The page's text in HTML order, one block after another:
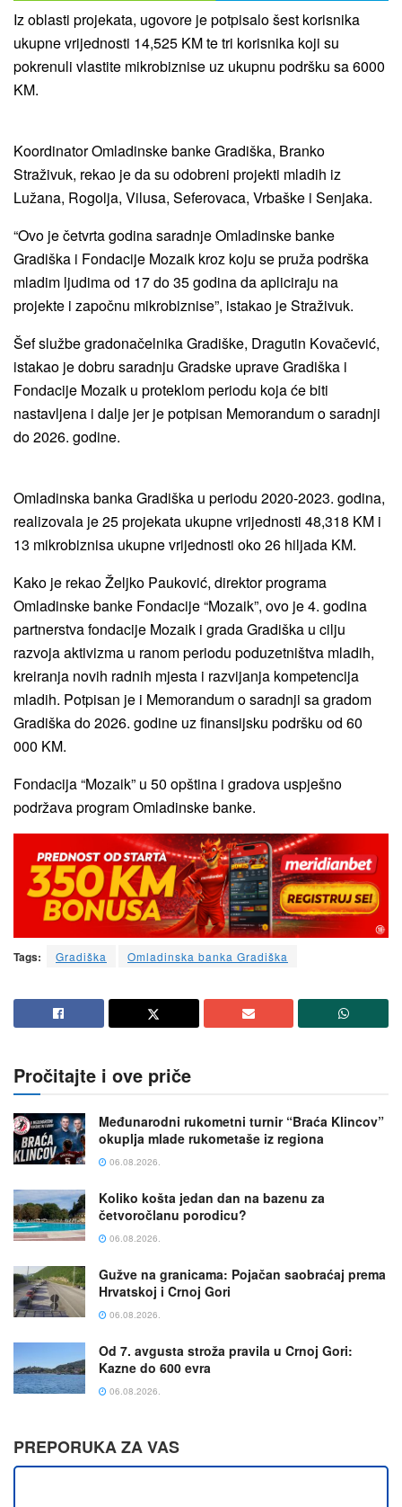
Iz oblasti projekata, ugovore je potpisalo šest korisnika
ukupne vrijednosti 14,525 KM te tri korisnika koji su
pokrenuli vlastite mikrobiznise uz ukupnu podršku sa 6000
KM.
Koordinator Omladinske banke Gradiška, Branko
Straživuk, rekao je da su odobreni projekti mladih iz
Lužana, Rogolja, Vilusa, Seferovaca, Vrbaške i Senjaka.
“Ovo je četvrta godina saradnje Omladinske banke
Gradiška i Fondacije Mozaik kroz koju se pruža podrška
mladim ljudima od 17 do 35 godina da apliciraju na
projekte i započnu mikrobiznise”, istakao je Straživuk.
Šef službe gradonačelnika Gradiške, Dragutin Kovačević,
istakao je dobru saradnju Gradske uprave Gradiška i
Fondacije Mozaik u proteklom periodu koja će biti
nastavljena i dalje jer je potpisan Memorandum o saradnji
do 2026. godine.
Omladinska banka Gradiška u periodu 2020-2023. godina,
realizovala je 25 projekata ukupne vrijednosti 48,318 KM i
13 mikrobiznisa ukupne vrijednosti oko 26 hiljada KM.
Kako je rekao Željko Pauković, direktor programa
Omladinske banke Fondacije “Mozaik”, ovo je 4. godina
partnerstva fondacije Mozaik i grada Gradiška u cilju
razvoja aktivizma u ranom periodu poduzetništva mladih,
kreiranja novih radnih mjesta i razvijanja kompetencija
mladih. Potpisan je i Memorandum o saradnji sa gradom
Gradiška do 2026. godine uz finansijsku podršku od 60
000 KM.
Fondacija “Mozaik” u 50 opština i gradova uspješno
podržava program Omladinske banke.
Tags: Gradiška Omladinska banka Gradiška
Pročitajte i ove priče
Međunarodni rukometni turnir “Braća Klincov”
okuplja mlade rukometaše iz regiona
06.08.2026.
Koliko košta jedan dan na bazenu za
četvoročlanu porodicu?
06.08.2026.
Gužve na granicama: Pojačan saobraćaj prema
Hrvatskoj i Crnoj Gori
06.08.2026.
Od 7. avgusta stroža pravila u Crnoj Gori:
Kazne do 600 evra
06.08.2026.
PREPORUKA ZA VAS